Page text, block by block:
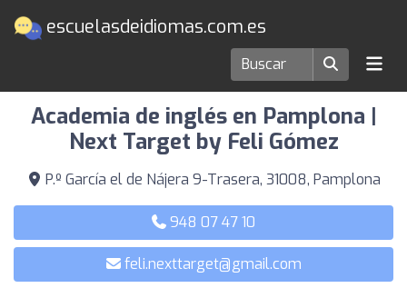
escuelasdeidiomas.com.es
Escuelas de idiomas en Pamplona
Academia de inglés en Pamplona |
Next Target by Feli Gómez
P.º García el de Nájera 9-Trasera, 31008, Pamplona
948 07 47 10
feli.nexttarget@gmail.com